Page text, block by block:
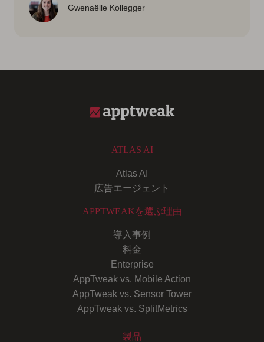
Gwenaëlle Kollegger
ATLAS AI
Atlas AI
広告エージェント
APPTWEAKを選ぶ理由
導入事例
料金
Enterprise
AppTweak vs. Mobile Action
AppTweak vs. Sensor Tower
AppTweak vs. SplitMetrics
製品